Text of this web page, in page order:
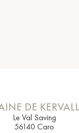
DE
Le Val Saving
56140 Caro